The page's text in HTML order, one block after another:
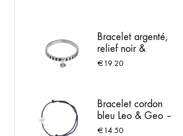
Bracelet argenté,
relief noir &
Médaille de
€19.20
Bracelet cordon
bleu Leo & Geo –
Croix argentée
€14.50